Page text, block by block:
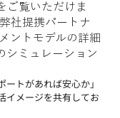
ご覧いただけま
弊社提携パートナ
ントモデルの詳細
シミュレーション
トがあれば安心か」
イメージを共有してお